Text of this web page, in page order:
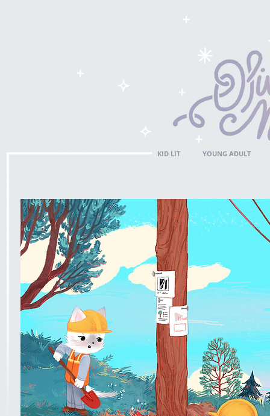
KID LIT YOUNG ADULT